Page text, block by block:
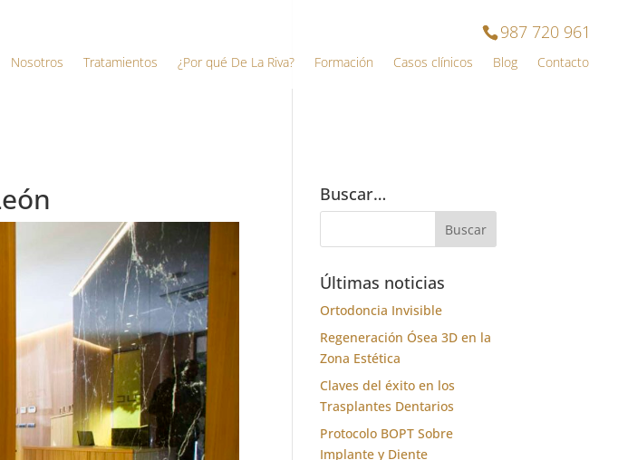
987 720 961
Nosotros Tratamientos ¿Por qué De La Riva? Formación Casos clínicos Blog Contacto
Buscar…
Últimas noticias
Ortodoncia Invisible
Regeneración Ósea 3D en la
Zona Estética
Claves del éxito en los
Trasplantes Dentarios
Protocolo BOPT Sobre
Implante y Diente